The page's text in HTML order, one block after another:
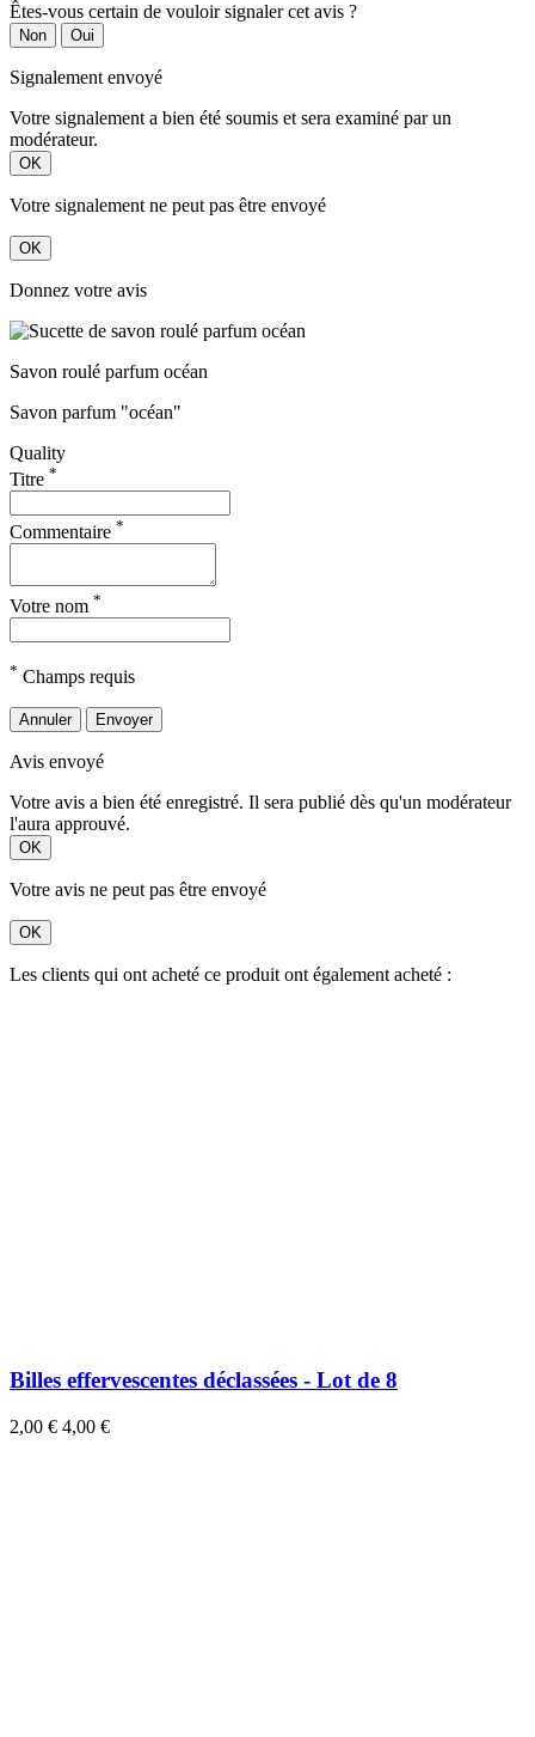
Êtes-vous certain de vouloir signaler cet avis ?
Non Oui
Signalement envoyé
Votre signalement a bien été soumis et sera examiné par un
modérateur.
OK
Votre signalement ne peut pas être envoyé
OK
Donnez votre avis
Savon roulé parfum océan
Savon parfum "océan"
Quality
Titre *
Commentaire *
Votre nom *
* Champs requis
Annuler Envoyer
Avis envoyé
Votre avis a bien été enregistré. Il sera publié dès qu'un modérateur
l'aura approuvé.
OK
Votre avis ne peut pas être envoyé
OK
Les clients qui ont acheté ce produit ont également acheté :
Billes effervescentes déclassées - Lot de 8
2,00 € 4,00 €